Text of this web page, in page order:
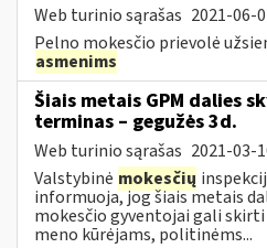
Web turinio sąrašas 2021-06-
Pelno mokesčio prievolė
asmenims
Šiais metais GPM dalies
terminas – gegužės 3d.
Web turinio sąrašas 2021-03-
Valstybinė mokesčių
informuoja, jog šiais metais
mokesčio gyventojai gali
meno kūrėjams, politinėms...